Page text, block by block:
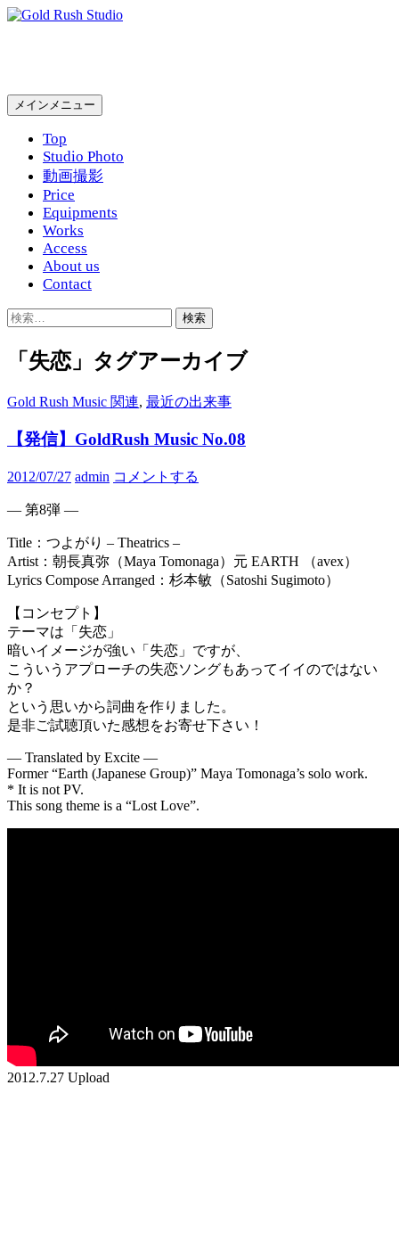
コ
へ
検
索
メインメニュー
Top
Studio Photo
動画撮影
Price
Equipments
Works
Access
About us
Contact
検
「失恋」タグアーカイブ
Gold Rush Music 関連, 最近の出来事
【発信】GoldRush Music No.08
2012/07/27 admin コメントする
— 第8弾 —
Title：つよがり – Theatrics –
Artist：朝長真弥（Maya Tomonaga）元 EARTH （avex）
Lyrics Compose Arranged：杉本敏（Satoshi Sugimoto）
【コンセプト】
テーマは「失恋」
暗いイメージが強い「失恋」ですが、
こういうアプローチの失恋ソングもあってイイのではない
か？
という思いから詞曲を作りました。
是非ご試聴頂いた感想をお寄せ下さい！
— Translated by Excite —
Former “Earth (Japanese Group)” Maya Tomonaga’s solo work.
* It is not PV.
This song theme is a “Lost Love”.
2012.7.27 Upload